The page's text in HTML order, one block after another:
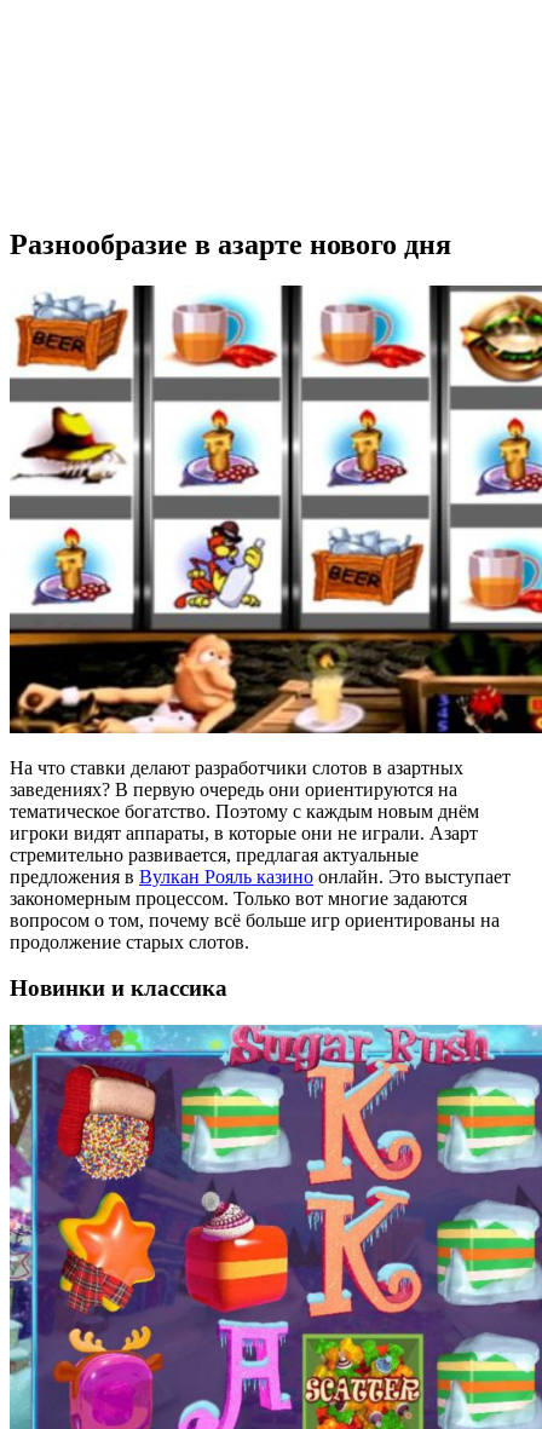
Разнообразие в азарте нового дня
На что ставки делают разработчики слотов в азартных
заведениях? В первую очередь они ориентируются на
тематическое богатство. Поэтому с каждым новым днём
игроки видят аппараты, в которые они не играли. Азарт
стремительно развивается, предлагая актуальные
предложения в Вулкан Рояль казино онлайн. Это выступает
закономерным процессом. Только вот многие задаются
вопросом о том, почему всё больше игр ориентированы на
продолжение старых слотов.
Новинки и классика